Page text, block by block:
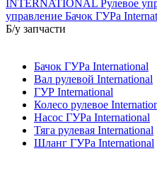
INTERNATIONAL Рулевое
управление Бачок ГУРа
Б/у запчасти
Бачок ГУРа International
Вал рулевой International
ГУР International
Колесо рулевое
Насос ГУРа International
Тяга рулевая International
Шланг ГУРа International